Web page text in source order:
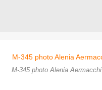
M-345 photo Alenia Aermacchi